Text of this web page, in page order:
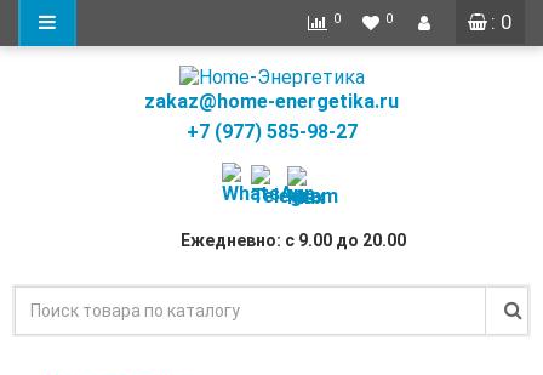
: 0
0 0
zakaz@home-energetika.ru
+7 (977) 585-98-27
Ежедневно: с 9.00 до 20.00